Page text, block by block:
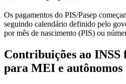
Os pagamentos do PIS/Pasep
seguindo calendário definido pelo
por mês de nascimento (PIS) ou
Contribuições ao INSS
para MEI e autônomos